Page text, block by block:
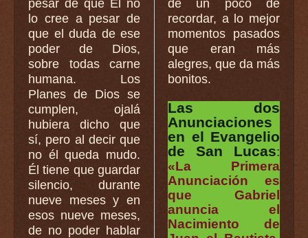
pesar de que Él no
lo cree a pesar de
que el duda de ese
poder de Dios,
sobre todas carne
humana. Los
Planes de Dios se
cumplen, ojalá
hubiera dicho que
sí, pero al decir que
no él queda mudo.
Él tiene que guardar
silencio, durante
nueve meses y en
esos nueve meses,
de no poder hablar
de un poco de
recordar, a lo mejor
momentos pasados
que eran más
alegres, que da más
bonitos.
Las dos
Anunciaciones
en el Evangelio
de San Lucas:
«La Primera
Anunciación es
que Gabriel
anuncia el
Nacimiento de